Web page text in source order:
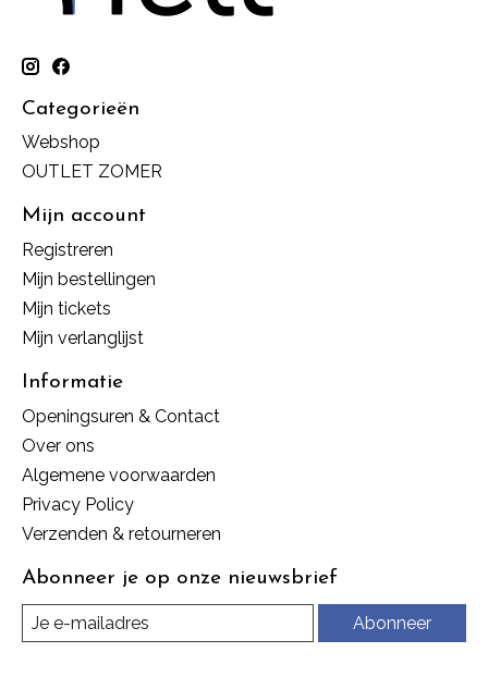
Categorieën
Webshop
OUTLET ZOMER
Mijn account
Registreren
Mijn bestellingen
Mijn tickets
Mijn verlanglijst
Informatie
Openingsuren & Contact
Over ons
Algemene voorwaarden
Privacy Policy
Verzenden & retourneren
Abonneer je op onze nieuwsbrief
Abonneer